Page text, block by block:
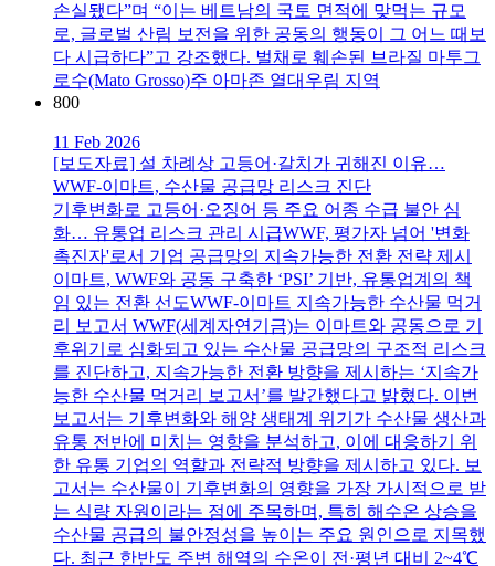
손실됐다”며 “이는 베트남의 국토 면적에 맞먹는 규모
로, 글로벌 산림 보전을 위한 공동의 행동이 그 어느 때보
다 시급하다”고 강조했다. 벌채로 훼손된 브라질 마투그
로수(Mato Grosso)주 아마존 열대우림 지역
800
11 Feb 2026
[보도자료] 설 차례상 고등어·갈치가 귀해진 이유…
WWF-이마트, 수산물 공급망 리스크 진단
기후변화로 고등어·오징어 등 주요 어종 수급 불안 심
화… 유통업 리스크 관리 시급WWF, 평가자 넘어 '변화
촉진자'로서 기업 공급망의 지속가능한 전환 전략 제시
이마트, WWF와 공동 구축한 ‘PSI’ 기반, 유통업계의 책
임 있는 전환 선도WWF-이마트 지속가능한 수산물 먹거
리 보고서 WWF(세계자연기금)는 이마트와 공동으로 기
후위기로 심화되고 있는 수산물 공급망의 구조적 리스크
를 진단하고, 지속가능한 전환 방향을 제시하는 ‘지속가
능한 수산물 먹거리 보고서’를 발간했다고 밝혔다. 이번
보고서는 기후변화와 해양 생태계 위기가 수산물 생산과
유통 전반에 미치는 영향을 분석하고, 이에 대응하기 위
한 유통 기업의 역할과 전략적 방향을 제시하고 있다. 보
고서는 수산물이 기후변화의 영향을 가장 가시적으로 받
는 식량 자원이라는 점에 주목하며, 특히 해수온 상승을
수산물 공급의 불안정성을 높이는 주요 원인으로 지목했
다. 최근 한반도 주변 해역의 수온이 전·평년 대비 2~4℃